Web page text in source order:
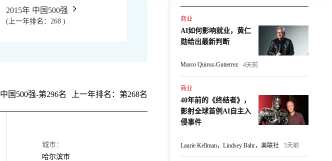
2015年 中国500强
(上一年排名：268 )
中国500强-第296名 上一年排名：第268名
城市：
哈尔滨市
商业
AI如何影响就业，黄仁
勋给出最新判断
Marco Quiroz-Gutierrez 4天前
商业
40年前的《终结者》，
影射全球首例AI自主入
侵事件
Laurie Kellman，Lindsey Bahr，美联社 5天前